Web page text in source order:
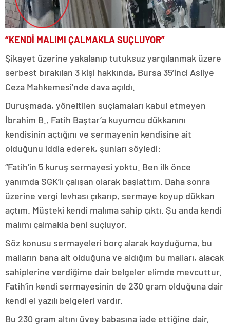
“KENDİ MALIMI ÇALMAKLA SUÇLUYOR”
Şikayet üzerine yakalanıp tutuksuz yargılanmak üzere
serbest bırakılan 3 kişi hakkında, Bursa 35’inci Asliye
Ceza Mahkemesi’nde dava açıldı.
Duruşmada, yöneltilen suçlamaları kabul etmeyen
İbrahim B., Fatih Baştar’a kuyumcu dükkanını
kendisinin açtığını ve sermayenin kendisine ait
olduğunu iddia ederek, şunları söyledi:
“Fatih’in 5 kuruş sermayesi yoktu. Ben ilk önce
yanımda SGK’lı çalışan olarak başlattım. Daha sonra
üzerine vergi levhası çıkarıp, sermaye koyup dükkan
açtım. Müşteki kendi malıma sahip çıktı. Şu anda kendi
malımı çalmakla beni suçluyor.
Söz konusu sermayeleri borç alarak koyduğuma, bu
malların bana ait olduğuna ve aldığım bu malları, alacak
sahiplerine verdiğime dair belgeler elimde mevcuttur.
Fatih’in kendi sermayesinin de 230 gram olduğuna dair
kendi el yazılı belgeleri vardır.
Bu 230 gram altını üvey babasına iade ettiğine dair,